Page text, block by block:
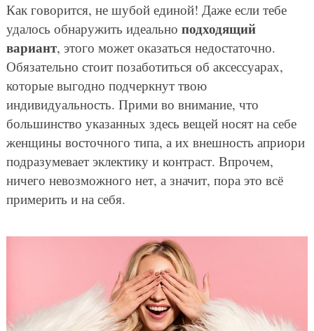
Как говорится, не шубой единой! Даже если тебе
удалось обнаружить идеально подходящий
вариант, этого может оказаться недостаточно.
Обязательно стоит позаботиться об аксессуарах,
которые выгодно подчеркнут твою
индивидуальность. Прими во внимание, что
большинство указанных здесь вещей носят на себе
женщины восточного типа, а их внешность априори
подразумевает эклектику и контраст. Впрочем,
ничего невозможного нет, а значит, пора это всё
примерить и на себя.